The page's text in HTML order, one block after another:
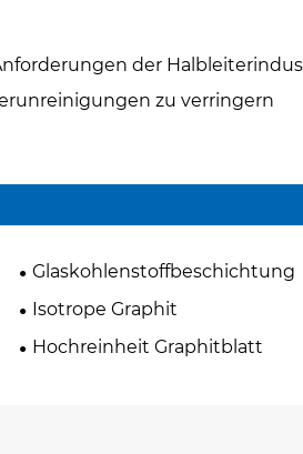
der
zu verringern
Glaskohlenstoffbeschichtung
Isotrope Graphit
Hochreinheit Graphitblatt